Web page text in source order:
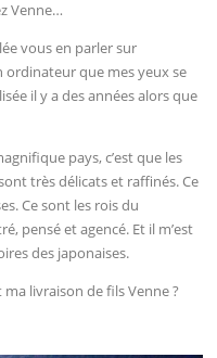
Venne…
vous en parler sur
ordinateur que mes yeux se
il y a des années alors que
pays, c’est que les
très délicats et raffinés. Ce
Ce sont les rois du
pensé et agencé. Et il m’est
des japonaises.
livraison de fils Venne ?